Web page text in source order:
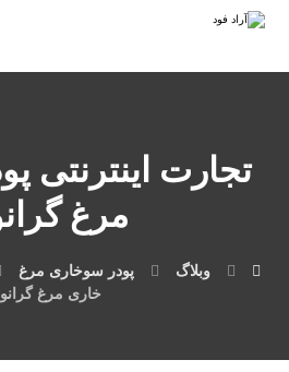
تجارت اینترنتی
مرغ
وبلاگ پودر سوخاری مرغ
خاری مرغ